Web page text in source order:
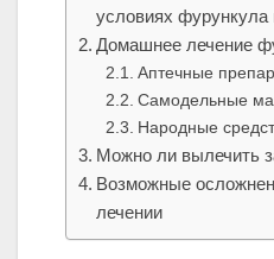
условиях фурункула
Домашнее лечение
Аптечные
Самодельные
Народные
Можно ли вылечить
Возможные
лечении